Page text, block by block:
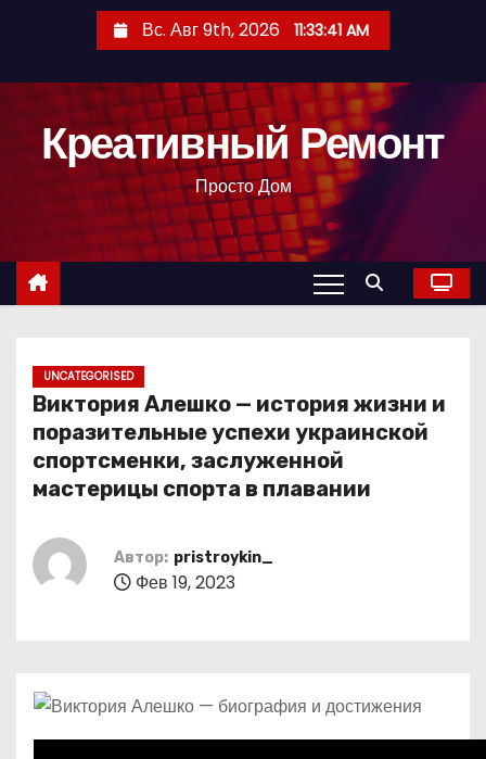
с
Вс. Авг 9th, 2026 11:33:42 AM
Креативный Ремонт
Просто Дом
UNCATEGORISED
Виктория Алешко — история жизни и
поразительные успехи украинской
спортсменки, заслуженной
мастерицы спорта в плавании
Автор: pristroykin_
Фев 19, 2023